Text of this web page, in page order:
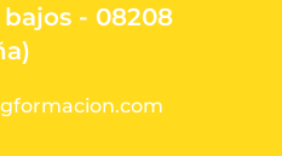
bajos - 08208